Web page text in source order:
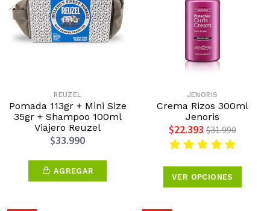
REUZEL
Pomada 113gr + Mini Size
35gr + Shampoo 100ml
Viajero Reuzel
$33.990
AGREGAR
JENORIS
Crema Rizos 300ml
Jenoris
$22.393 $31.990
VER OPCIONES